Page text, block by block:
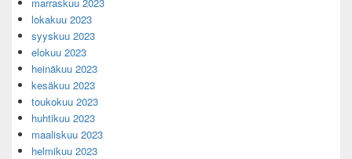
lokakuu 2023
syyskuu 2023
elokuu 2023
heinäkuu 2023
kesäkuu 2023
toukokuu 2023
huhtikuu 2023
maaliskuu 2023
helmikuu 2023